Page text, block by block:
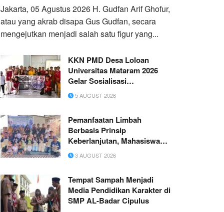
Jakarta, 05 Agustus 2026 H. Gudfan Arif Ghofur,
atau yang akrab disapa Gus Gudfan, secara
mengejutkan menjadi salah satu figur yang...
KKN PMD Desa Loloan
Universitas Mataram 2026
Gelar Sosialisasi
Pemanfaatan Potensi Lokal
Melalui Pembuatan Briket
Jambu Mete, dan Pestisida
Nabati
5 AUGUST 2026
Pemanfaatan Limbah
Berbasis Prinsip
Keberlanjutan, Mahasiswa
KKN-PMD Universitas
Mataram Periode Juli-
Pengelolaan Limbah Organik
dan Penghijauan di 14 Dusun
Desa Ubung, Kec. Jonggat,
3 AUGUST 2026
Tempat Sampah Menjadi
Media Pendidikan Karakter di
SMP AL-Badar Cipulus